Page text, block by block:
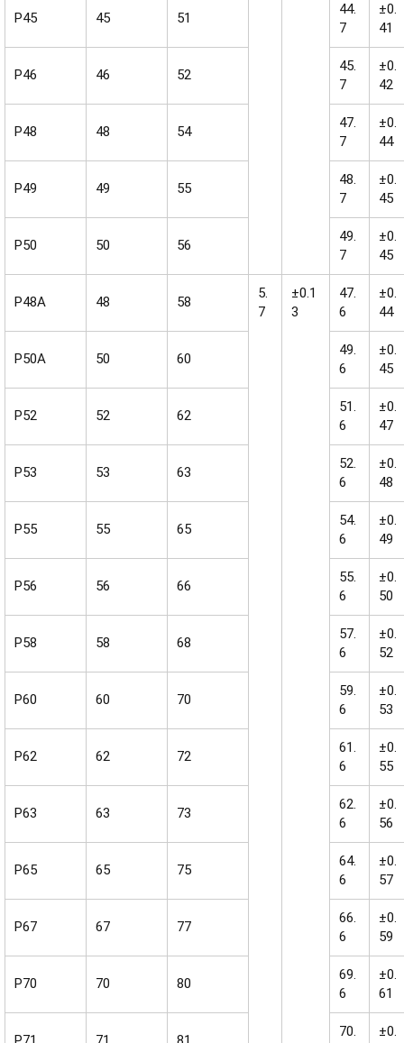
P45 45 51
44.
7
±0.
41
P46 46 52
45.
7
±0.
42
P48 48 54
47.
7
±0.
44
P49 49 55
48.
7
±0.
45
P50 50 56
49.
7
±0.
45
P48A 48 58
5.
7
±0.1
3
47.
6
±0.
44
P50A 50 60
49.
6
±0.
45
P52 52 62
51.
6
±0.
47
P53 53 63
52.
6
±0.
48
P55 55 65
54.
6
±0.
49
P56 56 66
55.
6
±0.
50
P58 58 68
57.
6
±0.
52
P60 60 70
59.
6
±0.
53
P62 62 72
61.
6
±0.
55
P63 63 73
62.
6
±0.
56
P65 65 75
64.
6
±0.
57
P67 67 77
66.
6
±0.
59
P70 70 80
69.
6
±0.
61
70.
±0.